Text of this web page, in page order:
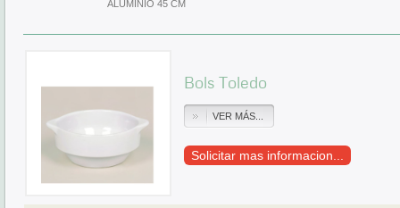
ALUMINIO 45 CM
Bols Toledo
VER MÁS...
Solicitar mas informacion...